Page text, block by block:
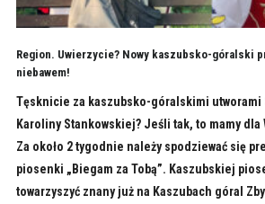
Region. Uwierzycie? Nowy kaszubsko-góralski
niebawem!
Tęsknicie za kaszubsko-góralskimi
Karoliny Stankowskiej? Jeśli tak, to mamy dla
Za około 2 tygodnie należy spodziewać się
piosenki „Biegam za Tobą”. Kaszubskiej
towarzyszyć znany już na Kaszubach góral